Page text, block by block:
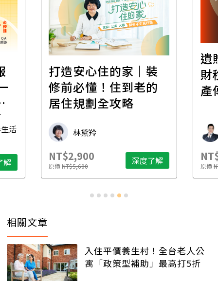
活
解
打造安心住的家｜裝
修前必懂！住到老的
居住規劃全攻略
林黛羚
NT$2,900
原價NT$5,600 深度了解
遺
財
產
原價
相關文章
入住平價養生村！全台老人公
寓「政策型補助」最高打5折